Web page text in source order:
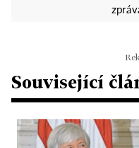
Související